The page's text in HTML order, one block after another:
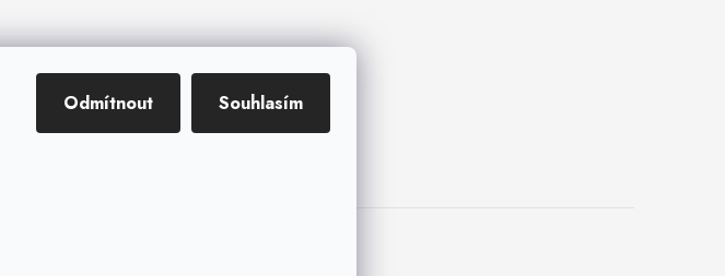
Odmítnout Souhlasím